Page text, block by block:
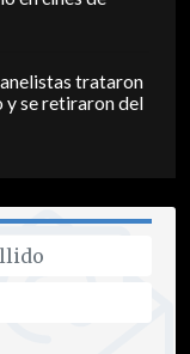
trataron
y se retiraron del